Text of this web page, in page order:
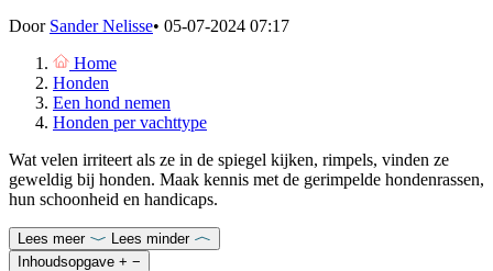
Door Sander Nelisse• 05-07-2024 07:17
Home
Honden
Een hond nemen
Honden per vachttype
Wat velen irriteert als ze in de spiegel kijken, rimpels, vinden ze
geweldig bij honden. Maak kennis met de gerimpelde hondenrassen,
hun schoonheid en handicaps.
Lees meer
Lees minder
Inhoudsopgave + −